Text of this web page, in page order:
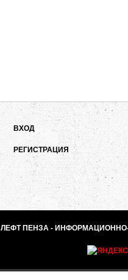
ВХОД
РЕГИСТРАЦИЯ
ЛЕФТ ПЕНЗА - ИНФОРМАЦИОННО-